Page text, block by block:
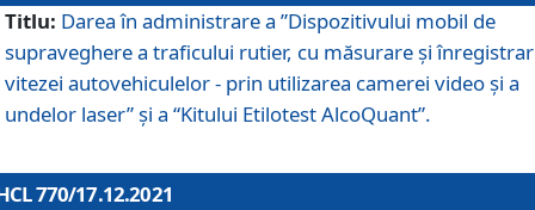
Titlu: Darea în administrare a ”Dispozitivului mobil de
supraveghere a traficului rutier, cu măsurare și
vitezei autovehiculelor - prin utilizarea camerei video și a
undelor laser” și a “Kitului Etilotest AlcoQuant”.
770/17.12.2021